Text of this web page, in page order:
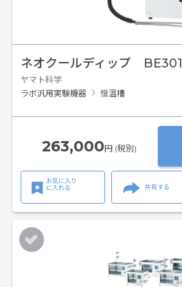
ネオクールディップ BE301
ヤマト科学
ラボ汎用実験機器
恒温槽
263,000円 (税別)
お気に入り
に入れる
共有する